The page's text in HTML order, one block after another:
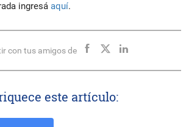
ingresá aquí.
con tus amigos de
este artículo: